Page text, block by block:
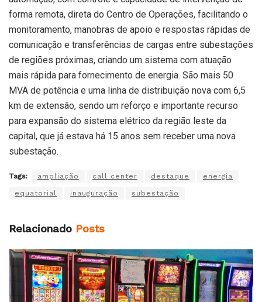
forma remota, direta do Centro de Operações, facilitando o
monitoramento, manobras de apoio e respostas rápidas de
comunicação e transferências de cargas entre subestações
de regiões próximas, criando um sistema com atuação
mais rápida para fornecimento de energia. São mais 50
MVA de potência e uma linha de distribuição nova com 6,5
km de extensão, sendo um reforço e importante recurso
para expansão do sistema elétrico da região leste da
capital, que já estava há 15 anos sem receber uma nova
subestação.
Tags: ampliação call center destaque energia
equatorial inauguração subestação
Relacionado Posts